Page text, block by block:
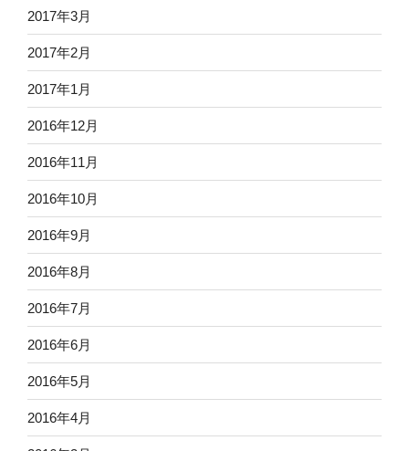
2017年3月
2017年2月
2017年1月
2016年12月
2016年11月
2016年10月
2016年9月
2016年8月
2016年7月
2016年6月
2016年5月
2016年4月